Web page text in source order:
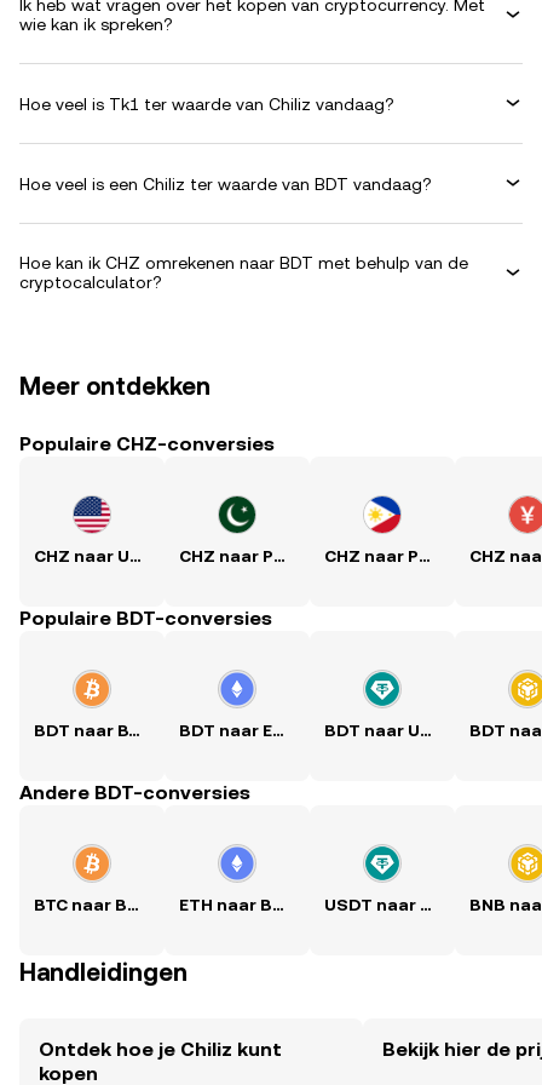
Ik heb wat vragen over het kopen van cryptocurrency. Met
wie kan ik spreken?
Hoe veel is Tk1 ter waarde van Chiliz vandaag?
Hoe veel is een Chiliz ter waarde van BDT vandaag?
Hoe kan ik CHZ omrekenen naar BDT met behulp van de
cryptocalculator?
Meer ontdekken
Populaire CHZ-conversies
CHZ naar USD CHZ naar PKR CHZ naar PHP
Populaire BDT-conversies
BDT naar BTC BDT naar ETH BDT naar USDT
Andere BDT-conversies
BTC naar BDT ETH naar BDT USDT naar BDT
Handleidingen
Ontdek hoe je Chiliz kunt
kopen
Bekijk hier de